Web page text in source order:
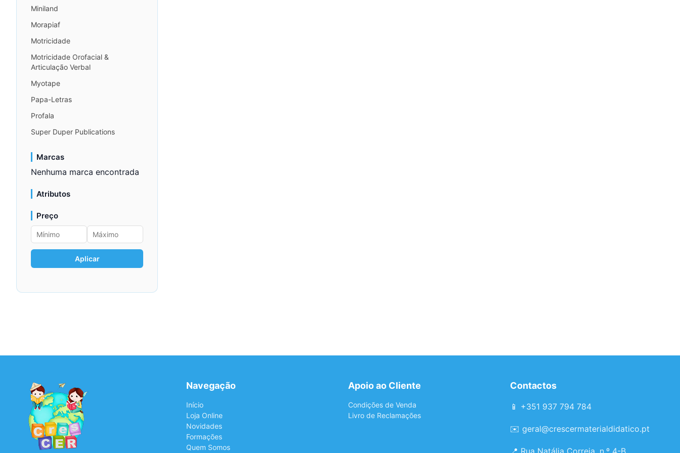
Miniland
Morapiaf
Motricidade
Motricidade Orofacial &
Articulação Verbal
Myotape
Papa-Letras
Profala
Super Duper Publications
Marcas
Nenhuma marca encontrada
Atributos
Preço
Aplicar
Navegação
Início
Loja Online
Novidades
Formações
Quem Somos
Apoio ao Cliente
Condições de Venda
Livro de Reclamações
Contactos
📱 +351 937 794 784
✉️ geral@crescermaterialdidatico.pt
📍 Rua Natália Correia, n.º 4-B